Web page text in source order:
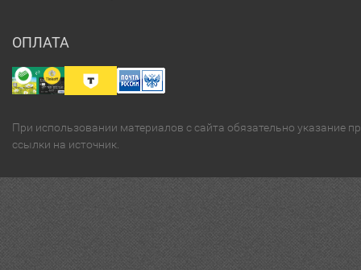
ОПЛАТА
При использовании материалов с сайта обязательно указание
ссылки на источник.